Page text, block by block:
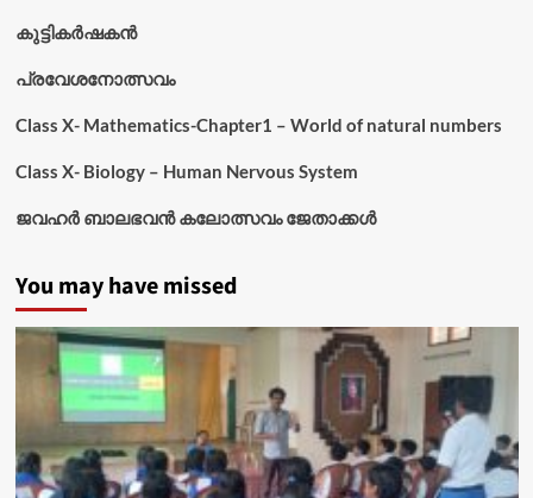
കുട്ടികര്‍ഷകന്‍
പ്രവേശനോത്സവം
Class X- Mathematics-Chapter1 – World of natural numbers
Class X- Biology – Human Nervous System
ജവഹർ ബാലഭവൻ കലോത്സവം ജേതാക്കൾ
You may have missed